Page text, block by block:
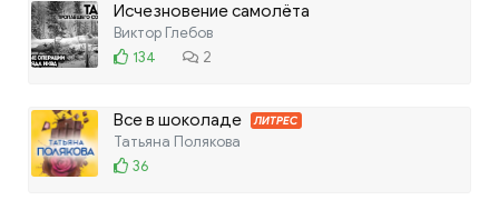
Исчезновение самолёта
Виктор Глебов
134
2
Все в шоколаде ЛИТРЕС
Татьяна Полякова
36